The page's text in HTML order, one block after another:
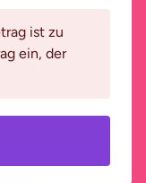
ist zu
ein, der